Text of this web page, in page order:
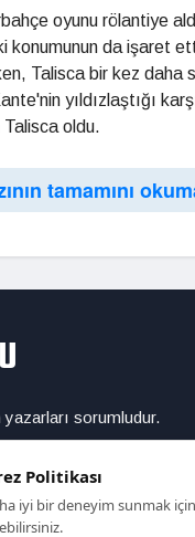
oyunu rölantiye
konumunun da işaret
Talisca bir kez daha
yıldızlaştığı
oldu.
tamamını
sorumludur.
Politikası
iyi bir deneyim sunmak